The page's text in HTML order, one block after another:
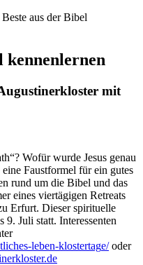
aus der Bibel
kennenlernen
mit
Wofür wurde Jesus genau
Faustformel für ein gutes
rund um die Bibel und das
eines viertägigen Retreats
Erfurt. Dieser spirituelle
Juli statt. Interessenten
leben-klostertage/oder
.de